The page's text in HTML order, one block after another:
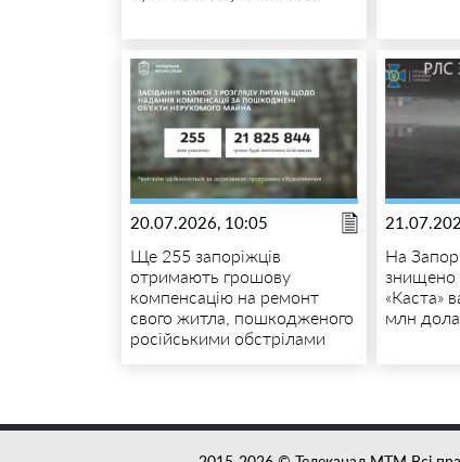
20.07.2026, 10:05
Ще 255 запоріжців
отримають грошову
компенсацію на ремонт
свого житла, пошкодженого
російськими обстрілами
На
знищено
«Каста»
млн